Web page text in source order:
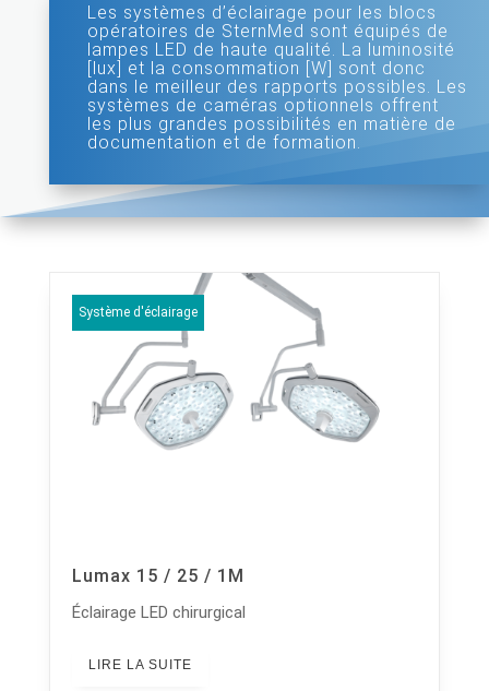
Les systèmes d’éclairage pour les blocs
opératoires de SternMed sont équipés de
lampes LED de haute qualité. La luminosité
[lux] et la consommation [W] sont donc
dans le meilleur des rapports possibles. Les
systèmes de caméras optionnels offrent
les plus grandes possibilités en matière de
documentation et de formation.
Système d'éclairage
Lumax 15 / 25 / 1M
Éclairage LED chirurgical
LIRE LA SUITE